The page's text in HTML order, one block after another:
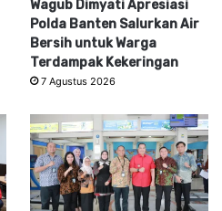
Wagub Dimyati Apresiasi
Polda Banten Salurkan Air
Bersih untuk Warga
Terdampak Kekeringan
7 Agustus 2026